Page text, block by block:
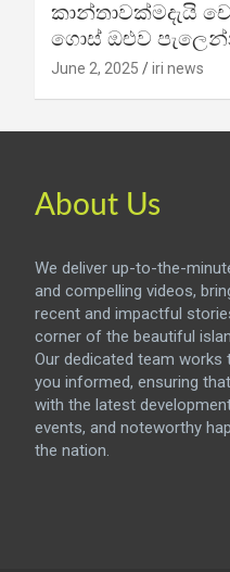
කාන්තාවක්මදැයි
ගොස් ඔළුව
June 2, 2025 iri news
About Us
We deliver up-to-the-
and compelling videos,
recent and impactful
corner of the beautiful
Our dedicated team works
you informed, ensuring
with the latest
events, and noteworthy
the nation.